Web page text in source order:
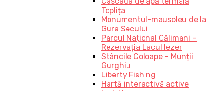
Toplița
Monumentul-mausoleu de la
Gura Secului
Parcul Național Călimani –
Rezervația Lacul Iezer
Stâncile Coloape – Munții
Gurghiu
Liberty Fishing
Hartă interactivă active